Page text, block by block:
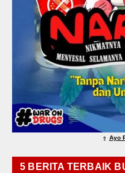
⇑ Ayo
5 BERITA TERBAIK